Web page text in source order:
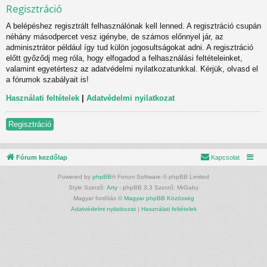
Regisztráció
A belépéshez regisztrált felhasználónak kell lenned. A regisztráció csupán
néhány másodpercet vesz igénybe, de számos előnnyel jár, az
adminisztrátor például így tud külön jogosultságokat adni. A regisztráció
előtt győződj meg róla, hogy elfogadod a felhasználási feltételeinket,
valamint egyetértesz az adatvédelmi nyilatkozatunkkal. Kérjük, olvasd el
a fórumok szabályait is!
Használati feltételek | Adatvédelmi nyilatkozat
Regisztráció
Fórum kezdőlap Kapcsolat
Powered by phpBB® Forum Software © phpBB Limited
Style Szerző: Arty - phpBB 3.3 Szerző: MrGaby
Magyar fordítás © Magyar phpBB Közösség
Adatvédelmi nyilatkozat| Használati feltételek